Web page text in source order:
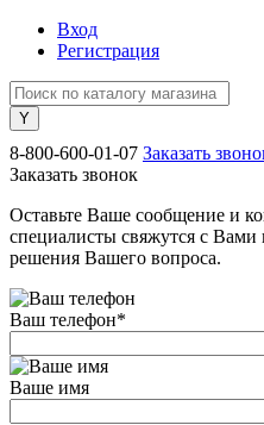
Вход
Регистрация
8-800-600-01-07 Заказать
Заказать звонок
Оставьте Ваше сообщение и
специалисты свяжутся с
решения Вашего вопроса.
Ваш телефон*
Ваше имя